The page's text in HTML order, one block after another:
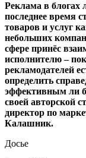
Реклама в блогах
последнее время
товаров и услуг
небольших
сфере принёс
исполнителю –
рекламодателей
определить
эффективным ли
своей авторской
директор по
Калашник.
Досье